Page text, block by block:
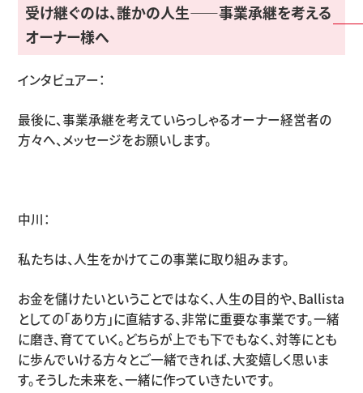
受け継ぐのは、誰かの人生——事業承継を考える
オーナー様へ
インタビュアー：
最後に、事業承継を考えていらっしゃるオーナー経営者の
方々へ、メッセージをお願いします。
中川：
私たちは、人生をかけてこの事業に取り組みます。
お金を儲けたいということではなく、人生の目的や、Ballista
としての「あり方」に直結する、非常に重要な事業です。一緒
に磨き、育てていく。どちらが上でも下でもなく、対等にとも
に歩んでいける方々とご一緒できれば、大変嬉しく思いま
す。そうした未来を、一緒に作っていきたいです。